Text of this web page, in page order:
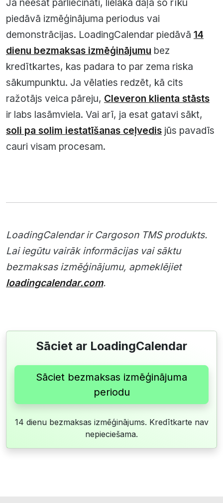
piedāvā izmēģinājuma periodus vai
demonstrācijas. LoadingCalendar piedāvā 14
dienu bezmaksas izmēģinājumu bez
kredītkartes, kas padara to par zema riska
sākumpunktu. Ja vēlaties redzēt, kā cits
ražotājs veica pāreju, Cleveron klienta stāsts
ir labs lasāmviela. Vai arī, ja esat gatavi sākt,
soli pa solim iestatīšanas ceļvedis jūs pavadīs
cauri visam procesam.
LoadingCalendar ir Cargoson TMS produkts.
Lai iegūtu vairāk informācijas vai sāktu
bezmaksas izmēģinājumu, apmeklējiet
loadingcalendar.com.
Sāciet ar LoadingCalendar
Sāciet bezmaksas izmēģinājuma
periodu
14 dienu bezmaksas izmēģinājums. Kredītkarte nav
nepieciešama.